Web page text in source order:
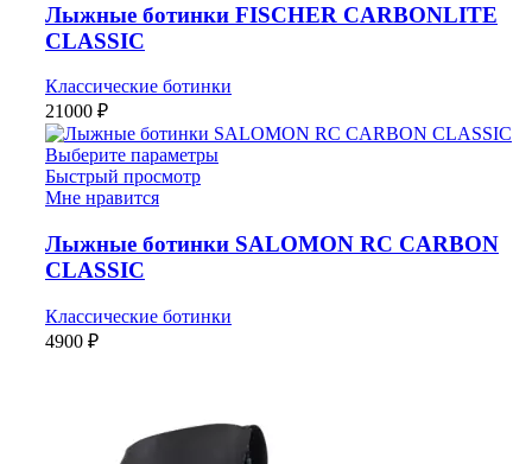
Лыжные ботинки FISCHER CARBONLITE
CLASSIC
Классические ботинки
21000 ₽
Выберите параметры
Быстрый просмотр
Мне нравится
Лыжные ботинки SALOMON RC CARBON
CLASSIC
Классические ботинки
4900 ₽